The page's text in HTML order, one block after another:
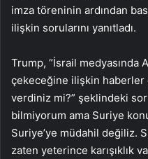
imza töreninin ardından
ilişkin sorularını yanıtladı.
Trump, “İsrail medyasında
çekeceğine ilişkin haberler
verdiniz mi?” şeklindeki
bilmiyorum ama Suriye
Suriye’ye müdahil değiliz.
zaten yeterince karışıklık